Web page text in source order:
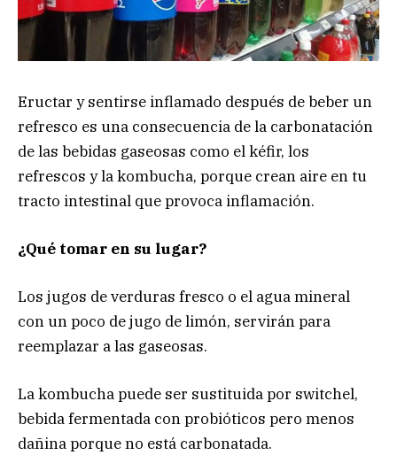
Eructar y sentirse inflamado después de beber un
refresco es una consecuencia de la carbonatación
de las bebidas gaseosas como el kéfir, los
refrescos y la kombucha, porque crean aire en tu
tracto intestinal que provoca inflamación.
¿Qué tomar en su lugar?
Los jugos de verduras fresco o el agua mineral
con un poco de jugo de limón, servirán para
reemplazar a las gaseosas.
La kombucha puede ser sustituida por switchel,
bebida fermentada con probióticos pero menos
dañina porque no está carbonatada.